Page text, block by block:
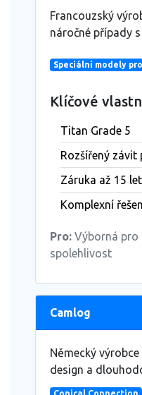
Francouzský
náročné případy
Speciální modely
Klíčové
Titan Grade 5
Rozšířený
Záruka až 15 let
Komplexní
Pro: Výborná pro
spolehlivost
Camlog
Německý
design a